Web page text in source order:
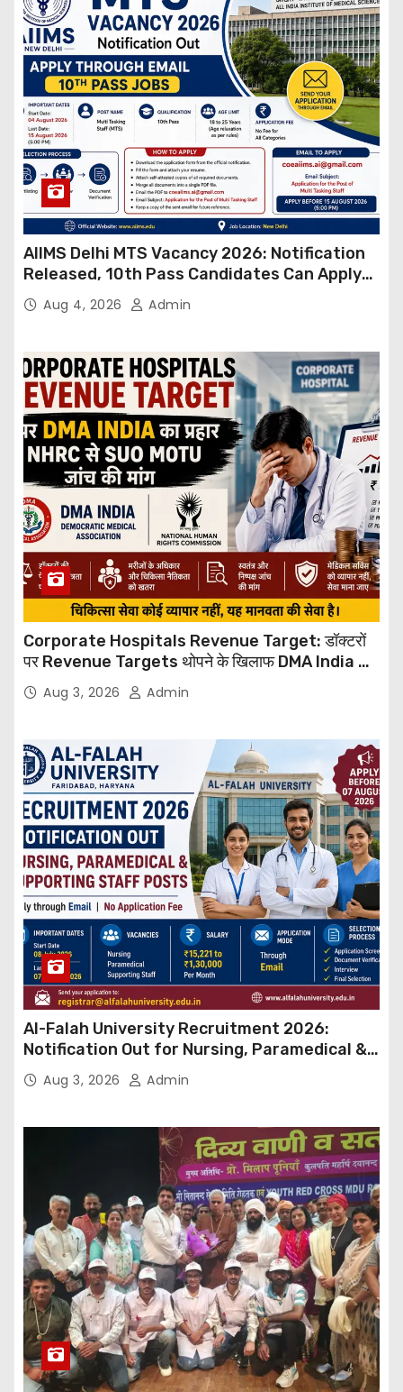
AIIMS Delhi MTS Vacancy 2026: Notification
Released, 10th Pass Candidates Can Apply
Through Email
Aug 4, 2026 Admin
Corporate Hospitals Revenue Target: डॉक्टरों
पर Revenue Targets थोपने के खिलाफ DMA India का
बड़ा कदम, NHRC से Suo Motu जांच की मांग
Aug 3, 2026 Admin
Al-Falah University Recruitment 2026:
Notification Out for Nursing, Paramedical &
Supporting Staff Posts, Apply Through Email
Aug 3, 2026 Admin